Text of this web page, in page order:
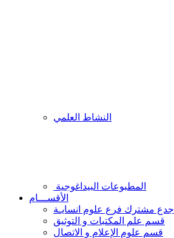
النشاط العلمي
المطبوعات البيداغوجية
الأقســـام
جدع مشترك فرع علوم انسايـة
قسم علم المكتبات و التوثيق
قسم علوم الإعلام و الاتصال